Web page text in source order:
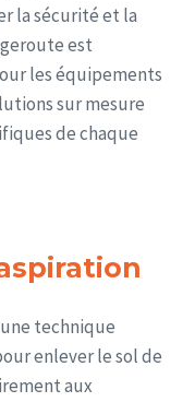
la sécurité et la
est
les équipements
sur mesure
de chaque
technique
enlever le sol de
aux